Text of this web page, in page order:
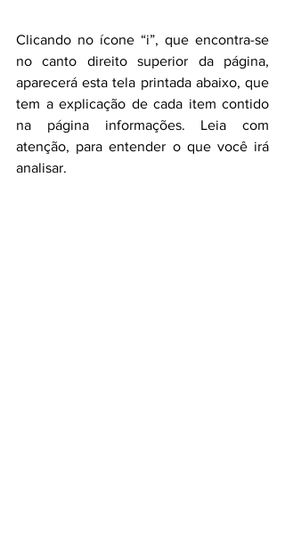
Clicando no ícone “i”, que encontra-se
no canto direito superior da página,
aparecerá esta tela printada abaixo, que
tem a explicação de cada item contido
na página informações. Leia com
atenção, para entender o que você irá
analisar.